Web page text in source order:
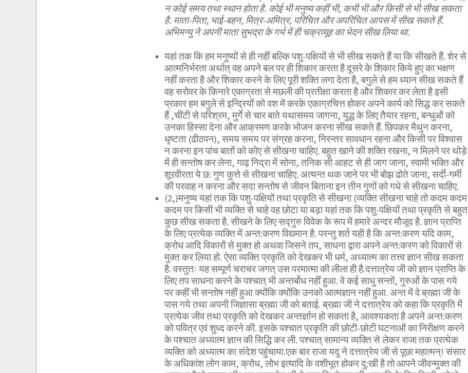
न कोई समय तथा स्थान होता है. कोई भी मनुष्य कहीं भी, कभी भी और किसी से भी सीख सकता
है. माता-पिता, भाई-बहन, मित्र-अमित्र, परिचित और अपरिचित आपस में सीख सकते हैं.
अभिमन्यु ने अपनी माता सुभद्रा के गर्भ में ही चक्रव्यूह का भेदन सीख लिया था.
यहां तक कि हम मनुष्यों से ही नहीं बल्कि पशु-पक्षियों से भी सीख सकते हैं या कि सीखते हैं. शेर से
आत्मनिर्भरता अर्थात् वह अपने बल पर ही शिकार करता है दूसरे के शिकार किये हुए का भक्षण
नहीं करता है और शिकार करने के लिए पूरी शक्ति लगा देता है, बगुले से हम ध्यान सीख सकते हैं
वह सरोवर के किनारे एकाग्रता से मछली की प्रतीक्षा करता है और शिकार कर लेता है इसी
प्रकार हम बगुले से इन्द्रियों को वश में करके एकाग्रचित्त होकर अपने कार्य को सिद्ध कर सकते
हैं ,चींटी से परिश्रम, मुर्गे से चार बाते यथासमय जागना, युद्ध के लिए तैयार रहना, बन्धुओं को
उनका हिस्सा देना और आक्रमण करके भोजन करना सीख सकते हैं. छिपकर मैथुन करना,
धृष्टता (ढीठपन), समय समय पर संग्रह करना, निरन्तर सावधान रहना और किसी पर विश्वास
न करना इन पांच बातों को कोए से सीखना चाहिए. बहुत खाने की शक्ति रखना, न मिलने पर थोड़े
में ही सन्तोष कर लेना, गाढ़ निद्रा में सोना, तनिक सी आहट से ही जाग जाना, स्वामी भक्ति और
शूरवीरता ये छ: गुण कुत्ते से सीखना चाहिए. अत्यन्त थक जाने पर भी बोझ ढोते जाना, सर्दी-गर्मी
की परवाह न करना और सदा सन्तोष से जीवन बिताना इन तीन गुणों को गधे से सीखना चाहिए.
(2,)मनुष्य यहां तक कि पशु-पक्षियों तथा प्रकृति से सीखना (व्यक्ति सीखना चाहे तो कदम कदम
कदम पर किसी भी व्यक्ति से चाहे वह छोटा या बड़ा यहां तक कि पशु-पक्षियों तथा प्रकृति से बहुत
कुछ सीख सकता है. सीखने के लिए सद्गुरु विवेक के रूप में हमारे अन्दर मौजूद है. ज्ञान प्राप्ति
के लिए प्रत्येक व्यक्ति में अन्त:करण विद्यमान है. परन्तु शर्त यही है कि अन्त:करण यदि काम,
क्रोध आदि विकारों से मुक्त हो अथवा जिसने तप, साधना द्वारा अपने अन्त:करण को विकारों से
मुक्त कर लिया हो. ऐसा व्यक्ति प्रकृति को देखकर भी धर्म, अध्यात्म का तत्त्व ज्ञान सीख सकता
है. वस्तुतः यह सम्पूर्ण चराचर जगत् उस परमात्मा की लीला ही है.दत्तात्रेय जी को ज्ञान प्राप्ति के
लिए तप साधना करने के पश्चात् भी अन्तर्बोध नहीं हुआ. वे कई साधु सन्तों, गुरुओं के पास गये
पर कहीं भी सन्तोष नहीं हुआ क्योंकि क्योंकि उनको आत्मज्ञान नहीं हुआ. अन्त में वे ब्रह्मा जी के
पास गये तथा अपनी जिज्ञासा ब्रह्मा जी को बताई. ब्रह्मा जी ने दत्तात्रेय को कहा कि प्रकृति में
प्रत्येक जीव तथा प्रकृति को देखकर अन्तर्ज्ञान हो सकता है, आवश्यकता है अपने अन्त:करण
को पवित्र एवं शुध्द करने की. इसके पश्चात प्रकृति की छोटी-छोटी घटनाओं का निरीक्षण करने
के पश्चात अध्यात्म ज्ञान की सिद्धि कर ली. पश्चात् सामान्य व्यक्ति से लेकर राजा तक प्रत्येक
व्यक्ति को अध्यात्म का संदेश पहुंचाया.एक बार राजा यदु ने दत्तात्रेय जी से पूछा महात्मन्! संसार
के अधिकांश लोग काम, क्रोध, लोभ इत्यादि के वशीभूत होकर दु:खी है तो आपने जीवन्मुक्त की